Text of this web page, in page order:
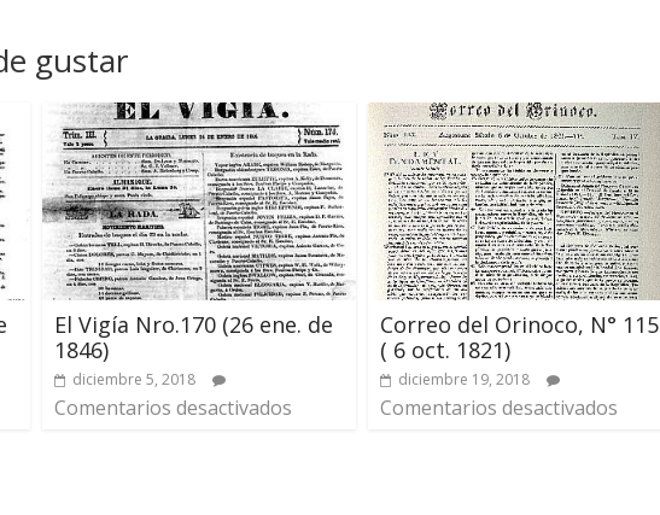
gustar
El Vigía Nro.170 (26 ene. de
1846)
diciembre 5, 2018
Comentarios desactivados
Correo del Orinoco, N° 115
( 6 oct. 1821)
diciembre 19, 2018
Comentarios desactivados